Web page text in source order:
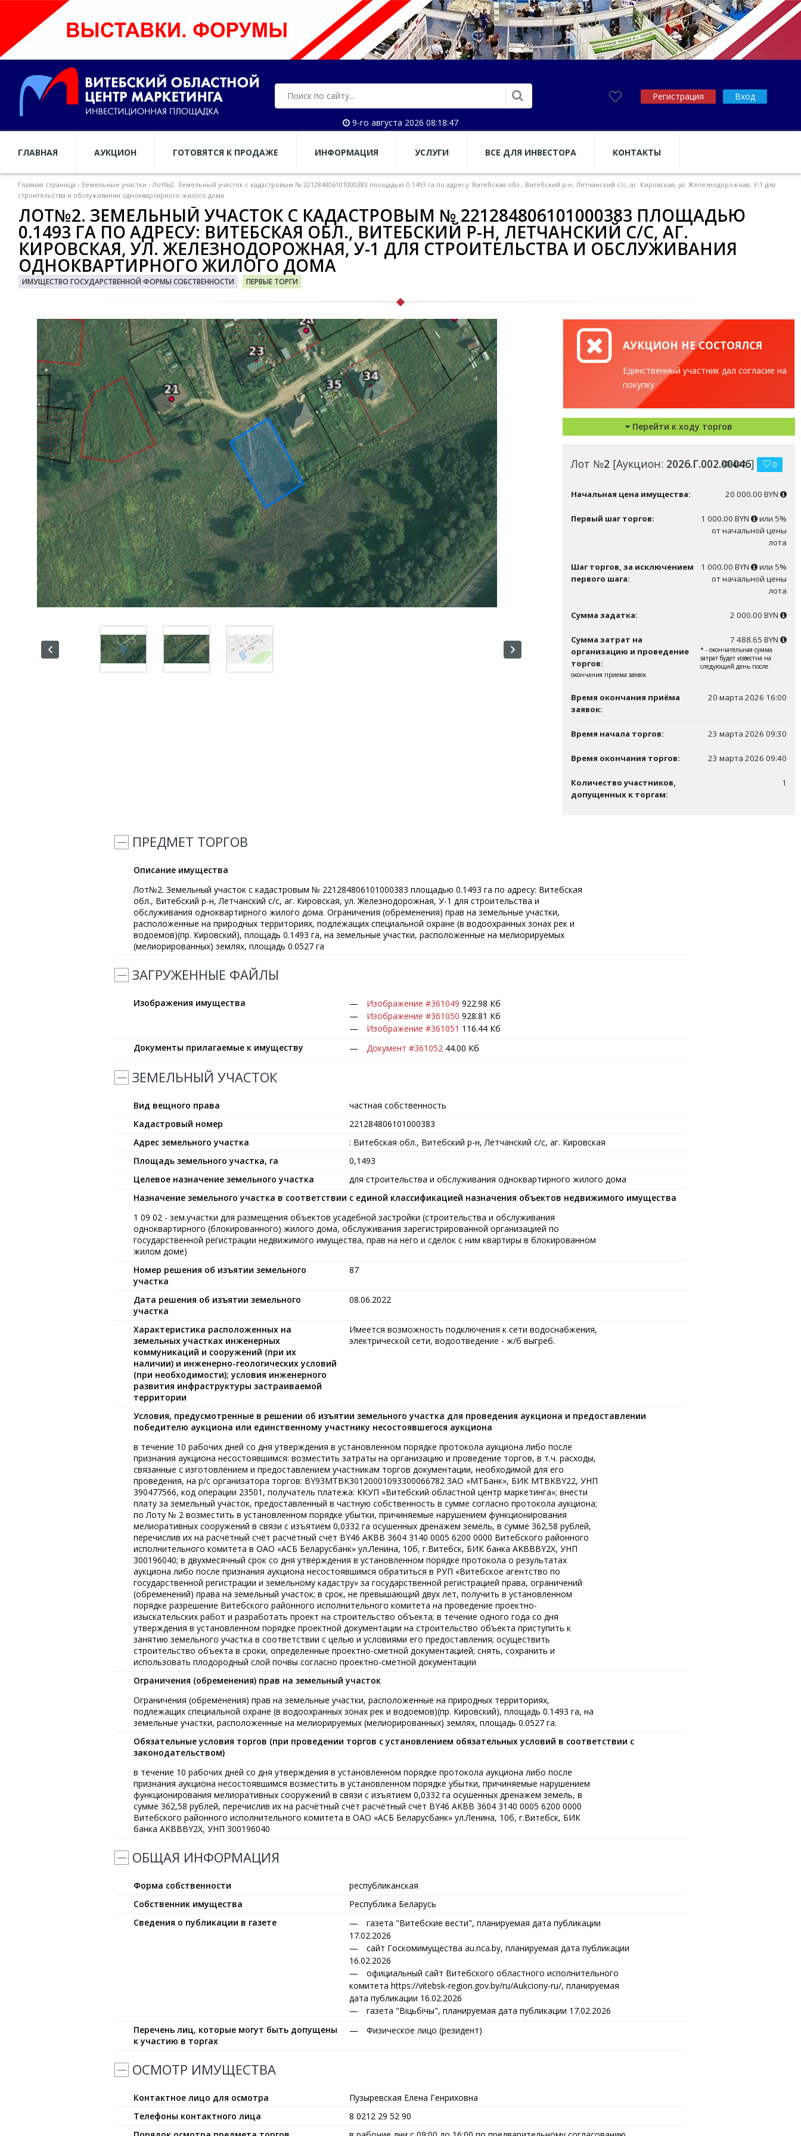
Регистрация Вход
9-го августа 2026 08:18:48
ГЛАВНАЯ АУКЦИОН ГОТОВЯТСЯ К ПРОДАЖЕ ИНФОРМАЦИЯ УСЛУГИ ВСЕ ДЛЯ ИНВЕСТОРА КОНТАКТЫ
Главная страница › Земельные участки › Лот№2. Земельный участок с кадастровым № 221284806101000383 площадью 0.1493 га по адресу: Витебская обл., Витебский р-н, Летчанский с/с, аг. Кировская, ул. Железнодорожная, У-1 для
строительства и обслуживания одноквартирного жилого дома
ЛОТ№2. ЗЕМЕЛЬНЫЙ УЧАСТОК С КАДАСТРОВЫМ № 221284806101000383 ПЛОЩАДЬЮ
0.1493 ГА ПО АДРЕСУ: ВИТЕБСКАЯ ОБЛ., ВИТЕБСКИЙ Р-Н, ЛЕТЧАНСКИЙ С/С, АГ.
КИРОВСКАЯ, УЛ. ЖЕЛЕЗНОДОРОЖНАЯ, У-1 ДЛЯ СТРОИТЕЛЬСТВА И ОБСЛУЖИВАНИЯ
ОДНОКВАРТИРНОГО ЖИЛОГО ДОМА
ИМУЩЕСТВО ГОСУДАРСТВЕННОЙ ФОРМЫ СОБСТВЕННОСТИ ПЕРВЫЕ ТОРГИ
АУКЦИОН НЕ СОСТОЯЛСЯ
Единственный участник дал согласие на
покупку
Перейти к ходу торгов
Лот №2 [Аукцион: 2026.Г.002.00046]
497 0
Начальная цена имущества: 20 000.00 BYN
Первый шаг торгов: 1 000.00 BYN
или 5%
от начальной цены
лота
Шаг торгов, за исключением
первого шага:
1 000.00 BYN
или 5%
от начальной цены
лота
Сумма задатка: 2 000.00 BYN
Сумма затрат на
организацию и проведение
торгов:
7 488.65 BYN
* - окончательная сумма
затрат будет известна на
следующий день после
окончания приема заявок
Время окончания приёма
заявок:
20 марта 2026 16:00
Время начала торгов: 23 марта 2026 09:30
Время окончания торгов: 23 марта 2026 09:40
Количество участников,
допущенных к торгам:
1
ПРЕДМЕТ ТОРГОВ
Описание имущества
Лот№2. Земельный участок с кадастровым № 221284806101000383 площадью 0.1493 га по адресу: Витебская
обл., Витебский р-н, Летчанский с/с, аг. Кировская, ул. Железнодорожная, У-1 для строительства и
обслуживания одноквартирного жилого дома. Ограничения (обременения) прав на земельные участки,
расположенные на природных территориях, подлежащих специальной охране (в водоохранных зонах рек и
водоемов)(пр. Кировский), площадь 0.1493 га, на земельные участки, расположенные на мелиорируемых
(мелиорированных) землях, площадь 0.0527 га
ЗАГРУЖЕННЫЕ ФАЙЛЫ
Изображения имущества Изображение #361049 922.98 Кб
Изображение #361050 928.81 Кб
Изображение #361051 116.44 Кб
Документы прилагаемые к имуществу
Документ #361052 44.00 Кб
ЗЕМЕЛЬНЫЙ УЧАСТОК
Вид вещного права
частная собственность
Кадастровый номер
221284806101000383
Адрес земельного участка
: Витебская обл., Витебский р-н, Летчанский с/с, аг. Кировская
Площадь земельного участка, га
0,1493
Целевое назначение земельного участка
для строительства и обслуживания одноквартирного жилого дома
Назначение земельного участка в соответствии с единой классификацией назначения объектов недвижимого имущества
1 09 02 - зем.участки для размещения объектов усадебной застройки (строительства и обслуживания
одноквартирного (блокированного) жилого дома, обслуживания зарегистрированной организацией по
государственной регистрации недвижимого имущества, прав на него и сделок с ним квартиры в блокированном
жилом доме)
Номер решения об изъятии земельного
участка
87
Дата решения об изъятии земельного
участка
08.06.2022
Характеристика расположенных на
земельных участках инженерных
коммуникаций и сооружений (при их
наличии) и инженерно-геологических условий
(при необходимости); условия инженерного
развития инфраструктуры застраиваемой
территории
Имеется возможность подключения к сети водоснабжения,
электрической сети, водоотведение - ж/б выгреб.
Условия, предусмотренные в решении об изъятии земельного участка для проведения аукциона и предоставлении
победителю аукциона или единственному участнику несостоявшегося аукциона
в течение 10 рабочих дней со дня утверждения в установленном порядке протокола аукциона либо после
признания аукциона несостоявшимся: возместить затраты на организацию и проведение торгов, в т.ч. расходы,
связанные с изготовлением и предоставлением участникам торгов документации, необходимой для его
проведения, на р/с организатора торгов: BY93MTBK30120001093300066782 ЗАО «МТБанк», БИК MTBKBY22, УНП
390477566, код операции 23501, получатель платежа: ККУП «Витебский областной центр маркетинга»; внести
плату за земельный участок, предоставленный в частную собственность в сумме согласно протокола аукциона;
по Лоту № 2 возместить в установленном порядке убытки, причиняемые нарушением функционирования
мелиоративных сооружений в связи с изъятием 0,0332 га осушенных дренажем земель, в сумме 362,58 рублей,
перечислив их на расчётный счёт расчётный счёт BY46 AKBB 3604 3140 0005 6200 0000 Витебского районного
исполнительного комитета в ОАО «АСБ Беларусбанк» ул.Ленина, 10б, г.Витебск, БИК банка AKBBBY2Х, УНП
300196040; в двухмесячный срок со дня утверждения в установленном порядке протокола о результатах
аукциона либо после признания аукциона несостоявшимся обратиться в РУП «Витебское агентство по
государственной регистрации и земельному кадастру» за государственной регистрацией права, ограничений
(обременений) права на земельный участок; в срок, не превышающий двух лет, получить в установленном
порядке разрешение Витебского районного исполнительного комитета на проведение проектно-
изыскательских работ и разработать проект на строительство объекта; в течение одного года со дня
утверждения в установленном порядке проектной документации на строительство объекта приступить к
занятию земельного участка в соответствии с целью и условиями его предоставления; осуществить
строительство объекта в сроки, определенные проектно-сметной документацией; снять, сохранить и
использовать плодородный слой почвы согласно проектно-сметной документации
Ограничения (обременения) прав на земельный участок
Ограничения (обременения) прав на земельные участки, расположенные на природных территориях,
подлежащих специальной охране (в водоохранных зонах рек и водоемов)(пр. Кировский), площадь 0.1493 га, на
земельные участки, расположенные на мелиорируемых (мелиорированных) землях, площадь 0.0527 га.
Обязательные условия торгов (при проведении торгов с установлением обязательных условий в соответствии с
законодательством)
в течение 10 рабочих дней со дня утверждения в установленном порядке протокола аукциона либо после
признания аукциона несостоявшимся возместить в установленном порядке убытки, причиняемые нарушением
функционирования мелиоративных сооружений в связи с изъятием 0,0332 га осушенных дренажем земель, в
сумме 362,58 рублей, перечислив их на расчётный счёт расчётный счёт BY46 AKBB 3604 3140 0005 6200 0000
Витебского районного исполнительного комитета в ОАО «АСБ Беларусбанк» ул.Ленина, 10б, г.Витебск, БИК
банка AKBBBY2Х, УНП 300196040
ОБЩАЯ ИНФОРМАЦИЯ
Форма собственности
республиканская
Собственник имущества
Республика Беларусь
Сведения о публикации в газете
газета "Витебские вести", планируемая дата публикации
17.02.2026
сайт Госкомимущества au.nca.by, планируемая дата публикации
16.02.2026
официальный сайт Витебского областного исполнительного
комитета https://vitebsk-region.gov.by/ru/Aukciony-ru/, планируемая
дата публикации 16.02.2026
газета "Вiцьбiчы", планируемая дата публикации 17.02.2026
Перечень лиц, которые могут быть допущены
к участию в торгах
Физическое лицо (резидент)
ОСМОТР ИМУЩЕСТВА
Контактное лицо для осмотра
Пузыревская Елена Генриховна
Телефоны контактного лица
8 0212 29 52 90